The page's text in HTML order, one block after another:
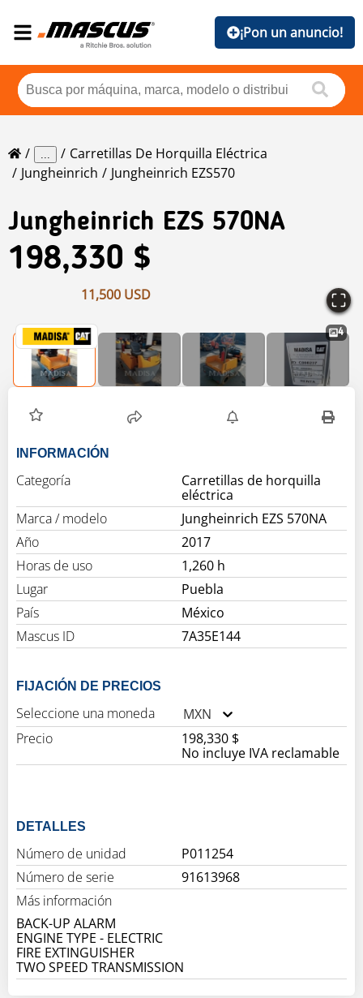
¡Pon un anuncio!
...
Carretillas De Horquilla Eléctrica
Jungheinrich
Jungheinrich EZS570
Jungheinrich EZS 570NA
198,330 $
11,500 USD
4
INFORMACIÓN
Categoría
Carretillas de horquilla
eléctrica
Marca / modelo
Jungheinrich EZS 570NA
Año
2017
Horas de uso
1,260 h
Lugar
Puebla
País
México
Mascus ID
7A35E144
FIJACIÓN DE PRECIOS
Seleccione una moneda
MXN
Precio
198,330 $
No incluye IVA reclamable
DETALLES
Número de unidad
P011254
Número de serie
91613968
Más información
BACK-UP ALARM
ENGINE TYPE - ELECTRIC
FIRE EXTINGUISHER
TWO SPEED TRANSMISSION